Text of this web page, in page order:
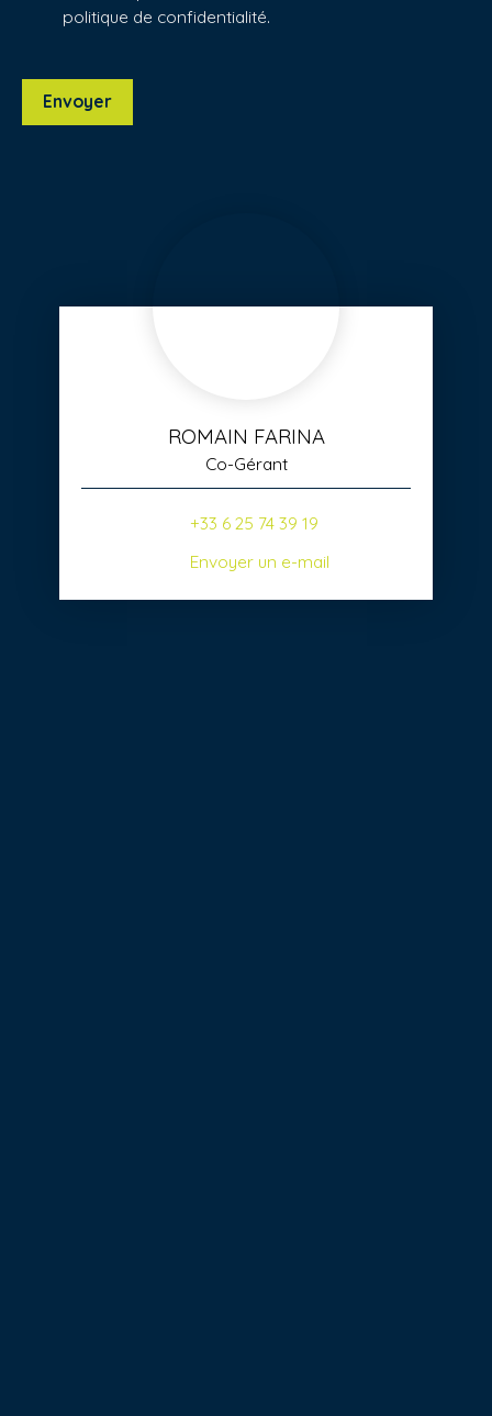
politique de confidentialité.
Envoyer
ROMAIN FARINA
Co-Gérant
+33 6 25 74 39 19
Envoyer un e-mail